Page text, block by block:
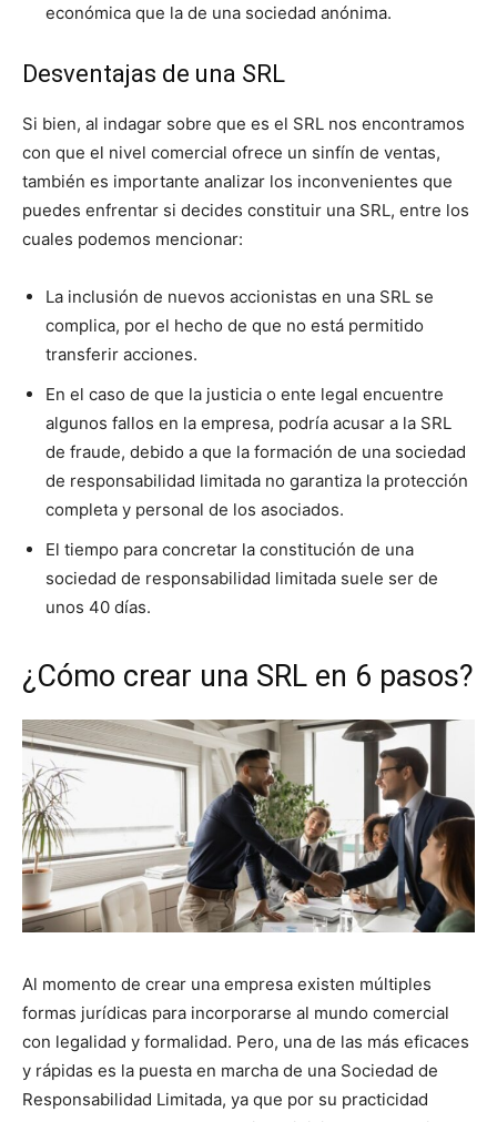
económica que la de una sociedad anónima.
Desventajas de una SRL
Si bien, al indagar sobre que es el SRL nos encontramos
con que el nivel comercial ofrece un sinfín de ventas,
también es importante analizar los inconvenientes que
puedes enfrentar si decides constituir una SRL, entre los
cuales podemos mencionar:
La inclusión de nuevos accionistas en una SRL se
complica, por el hecho de que no está permitido
transferir acciones.
En el caso de que la justicia o ente legal encuentre
algunos fallos en la empresa, podría acusar a la SRL
de fraude, debido a que la formación de una sociedad
de responsabilidad limitada no garantiza la protección
completa y personal de los asociados.
El tiempo para concretar la constitución de una
sociedad de responsabilidad limitada suele ser de
unos 40 días.
¿Cómo crear una SRL en 6 pasos?
Al momento de crear una empresa existen múltiples
formas jurídicas para incorporarse al mundo comercial
con legalidad y formalidad. Pero, una de las más eficaces
y rápidas es la puesta en marcha de una Sociedad de
Responsabilidad Limitada, ya que por su practicidad